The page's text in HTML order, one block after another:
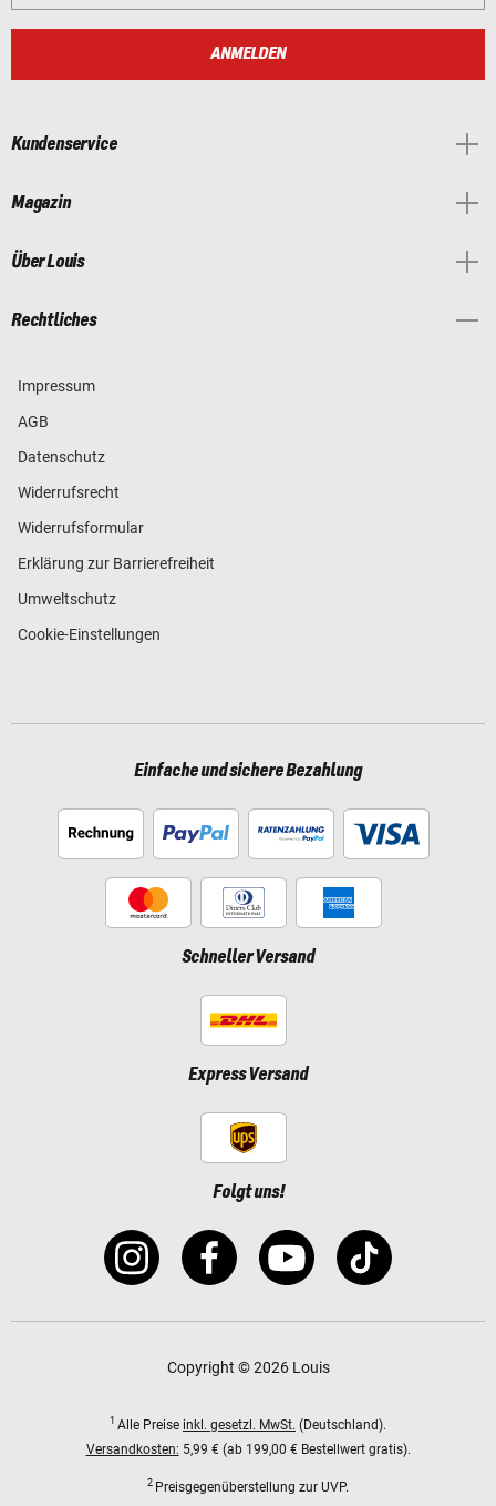
ANMELDEN
Kundenservice
Magazin
Über Louis
Rechtliches
Impressum
AGB
Datenschutz
Widerrufsrecht
Widerrufsformular
Erklärung zur Barrierefreiheit
Umweltschutz
Cookie-Einstellungen
Einfache und sichere Bezahlung
Schneller Versand
Express Versand
Folgt uns!
Copyright © 2026 Louis
1 Alle Preise inkl. gesetzl. MwSt. (Deutschland).
Versandkosten: 5,99 € (ab 199,00 € Bestellwert gratis).
2 Preisgegenüberstellung zur UVP.